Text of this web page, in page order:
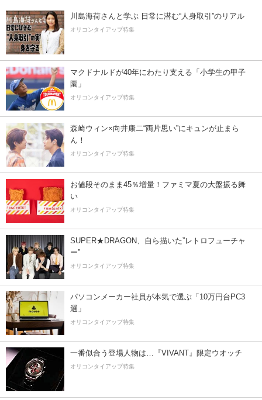
川島海荷さんと学ぶ 日常に潜む“人身取引”のリアル
オリコンタイアップ特集
マクドナルドが40年にわたり支える「小学生の甲子
園」
オリコンタイアップ特集
森崎ウィン×向井康二“両片思い”にキュンが止まら
ん！
オリコンタイアップ特集
お値段そのまま45％増量！ファミマ夏の大盤振る舞
い
オリコンタイアップ特集
SUPER★DRAGON、自ら描いた”レトロフューチャ
ー”
オリコンタイアップ特集
パソコンメーカー社員が本気で選ぶ「10万円台PC3
選」
オリコンタイアップ特集
一番似合う登場人物は…『VIVANT』限定ウオッチ
オリコンタイアップ特集